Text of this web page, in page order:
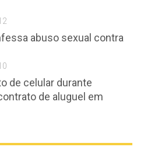
abuso sexual contra
de celular durante
de aluguel em